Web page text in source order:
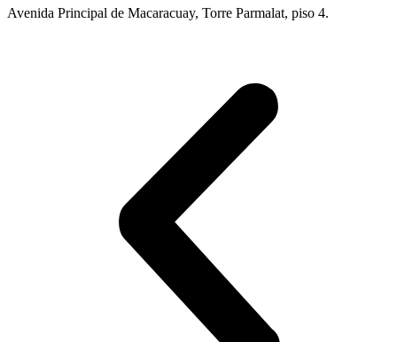
Avenida Principal de Macaracuay, Torre Parmalat, piso 4.